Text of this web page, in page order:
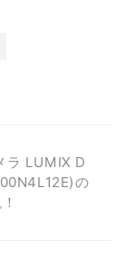
ラ LUMIX D
の